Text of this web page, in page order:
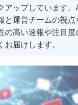
アップしています。
と運営チームの視点
の高い速報や注目度
お届けします。